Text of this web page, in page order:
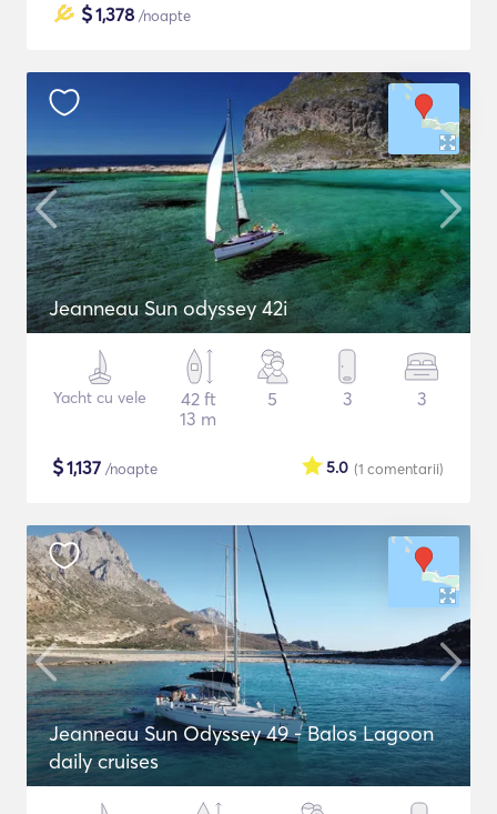
$1,378 /noapte
Jeanneau Sun odyssey 42i
Yacht cu vele
42 ft
13 m
5 3 3
$1,137 /noapte (1 comentarii)
5.0
Jeanneau Sun Odyssey 49 - Balos Lagoon
daily cruises